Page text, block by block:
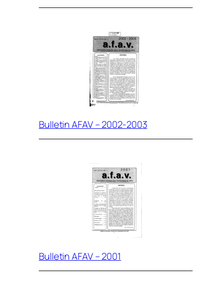
Bulletin AFAV – 2002-2003
Bulletin AFAV – 2001